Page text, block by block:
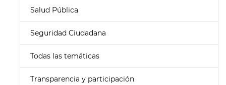
Salud Pública
Seguridad Ciudadana
Todas las temáticas
Transparencia y participación